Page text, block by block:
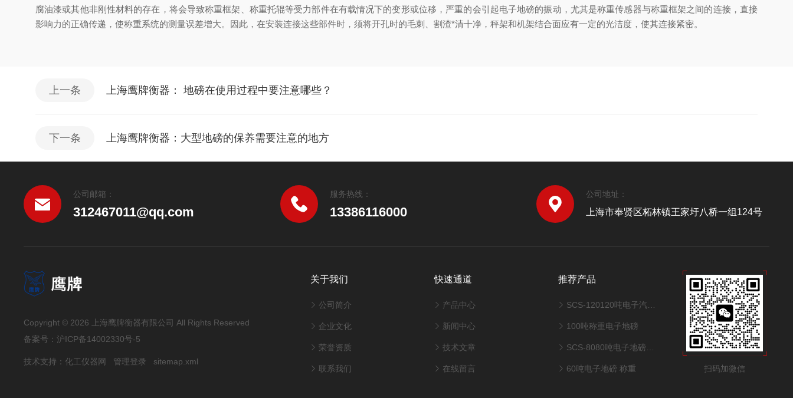
腐油漆或其他非刚性材料的存在，将会导致称重框架、称重托辊等受力部件在有载情况下的变形或位移，严重的会引起电子地磅的振动，尤其是称重传感器与称重框架之间的连接，直接
影响力的正确传递，使称重系统的测量误差增大。因此，在安装连接这些部件时，须将开孔时的毛刺、割渣*清十净，秤架和机架结合面应有一定的光洁度，使其连接紧密。
上一条 上海鹰牌衡器： 地磅在使用过程中要注意哪些？
下一条 上海鹰牌衡器：大型地磅的保养需要注意的地方
公司邮箱：
312467011@qq.com
服务热线：
13386116000
公司地址：
上海市奉贤区柘林镇王家圩八桥一组124号
Copyright © 2026 上海鹰牌衡器有限公司 All Rights Reserved
备案号：沪ICP备14002330号-5
技术支持：化工仪器网 管理登录 sitemap.xml
关于我们
公司简介
企业文化
荣誉资质
联系我们
快速通道
产品中心
新闻中心
技术文章
在线留言
推荐产品
SCS-120120吨电子汽车衡地磅
100吨称重电子地磅
SCS-8080吨电子地磅称重地磅
60吨电子地磅 称重 扫码加微信